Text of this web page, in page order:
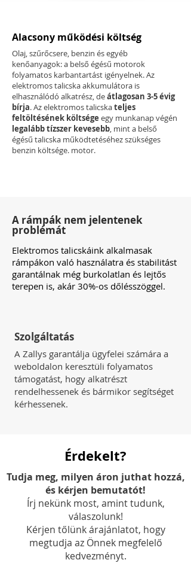
Alacsony működési költség
Olaj, szűrőcsere, benzin és egyéb
kenőanyagok: a belső égésű motorok
folyamatos karbantartást igényelnek. Az
elektromos talicska akkumulátora is
elhasználódó alkatrész, deátlagosan 3-5 évig
bírja. Az elektromos talicskateljes
feltöltésének költsége egy munkanap végén
legalább tízszer kevesebb, mint a belső
égésű talicska működtetéséhez szükséges
benzin költsége. motor.
A rámpák nem jelentenek
problémát
Elektromos talicskáink alkalmasak
rámpákon való használatra és stabilitást
garantálnak még burkolatlan és lejtős
terepen is, akár 30%-os dőlésszöggel.
Szolgáltatás
A Zallys garantálja ügyfelei számára a
weboldalon keresztüli folyamatos
támogatást, hogy alkatrészt
rendelhessenek és bármikor segítséget
kérhessenek.
Érdekelt?
Tudja meg, milyen áron juthat hozzá,
és kérjen bemutatót!
Írj nekünk most, amint tudunk,
válaszolunk!
Kérjen tőlünk árajánlatot, hogy
megtudja az Önnek megfelelő
kedvezményt.